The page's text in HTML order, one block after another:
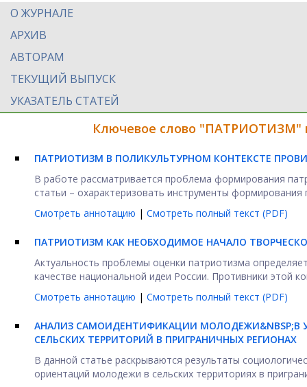
О ЖУРНАЛЕ
АРХИВ
АВТОРАМ
ТЕКУЩИЙ ВЫПУСК
УКАЗАТЕЛЬ СТАТЕЙ
Ключевое слово "ПАТРИОТИЗМ"
ПАТРИОТИЗМ В ПОЛИКУЛЬТУРНОМ КОНТЕКСТЕ
В работе рассматривается проблема формирования
статьи – охарактеризовать инструменты
Смотреть аннотацию | Смотреть полный текст (PDF)
ПАТРИОТИЗМ КАК НЕОБХОДИМОЕ НАЧАЛО
Актуальность проблемы оценки патриотизма
качестве национальной идеи России. Противники этой
Смотреть аннотацию | Смотреть полный текст (PDF)
АНАЛИЗ САМОИДЕНТИФИКАЦИИ МОЛОДЕЖИ&NBSP;В
СЕЛЬСКИХ ТЕРРИТОРИЙ В ПРИГРАНИЧНЫХ РЕГИОНАХ
В данной статье раскрываются результаты
ориентаций молодежи в сельских территориях в